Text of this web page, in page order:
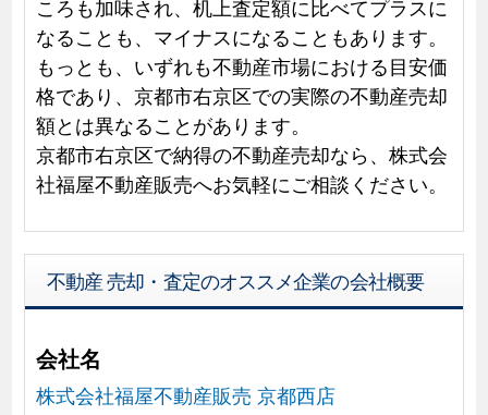
ころも加味され、机上査定額に比べてプラスに
なることも、マイナスになることもあります。
もっとも、いずれも不動産市場における目安価
格であり、京都市右京区での実際の不動産売却
額とは異なることがあります。
京都市右京区で納得の不動産売却なら、株式会
社福屋不動産販売へお気軽にご相談ください。
不動産 売却・査定のオススメ企業の会社概要
会社名
株式会社福屋不動産販売 京都西店